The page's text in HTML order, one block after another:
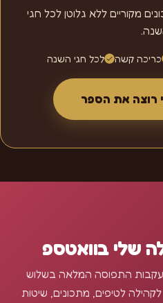
לכולם" — 90 מתכונים מקוריים ללא גלוטן לכל חגי
כריכה קשה לכל חגי השנה
רוצה את הספר
שלי בוואטספ
התפוסה המלאה בשלוש
לטיפים, מתכונים, שיטות